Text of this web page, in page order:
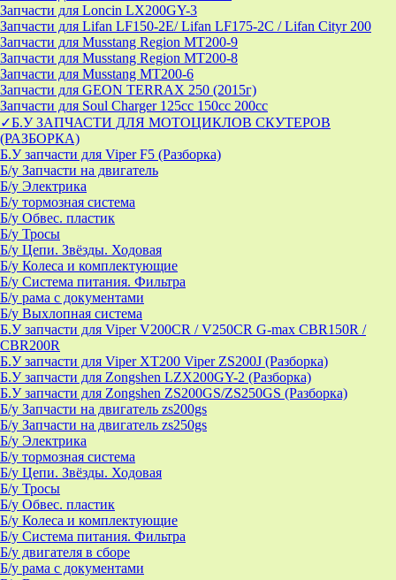
Запчасти для Loncin LX200GY-3
Запчасти для Lifan LF150-2E/ Lifan LF175-2C / Lifan Cityr 200
Запчасти для Musstang Region MT200-9
Запчасти для Musstang Region MT200-8
Запчасти для Musstang MT200-6
Запчасти для GEON TERRAX 250 (2015г)
Запчасти для Soul Charger 125сс 150cc 200сс
✓Б.У ЗАПЧАСТИ ДЛЯ МОТОЦИКЛОВ СКУТЕРОВ
(РАЗБОРКА)
Б.У запчасти для Viper F5 (Разборка)
Б/у Запчасти на двигатель
Б/у Электрика
Б/у тормозная система
Б/у Обвес. пластик
Б/у Тросы
Б/у Цепи. Звёзды. Ходовая
Б/у Колеса и комплектующие
Б/у Система питания. Фильтра
Б/у рама с документами
Б/у Выхлопная система
Б.У запчасти для Viper V200CR / V250CR G-max CBR150R /
CBR200R
Б.У запчасти для Viper XT200 Viper ZS200J (Разборка)
Б.У запчасти для Zongshen LZX200GY-2 (Разборка)
Б.У запчасти для Zongshen ZS200GS/ZS250GS (Разборка)
Б/у Запчасти на двигатель zs200gs
Б/у Запчасти на двигатель zs250gs
Б/у Электрика
Б/у тормозная система
Б/у Цепи. Звёзды. Ходовая
Б/у Тросы
Б/у Обвес. пластик
Б/у Колеса и комплектующие
Б/у Система питания. Фильтра
Б/у двигателя в сборе
Б/у рама с документами